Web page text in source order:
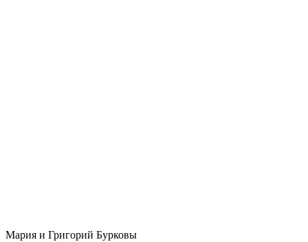
Мария и Григорий Бурковы